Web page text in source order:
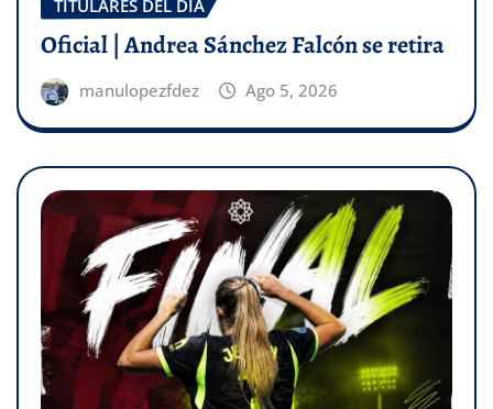
TITULARES DEL DÍA
Oficial | Andrea Sánchez Falcón se retira
manulopezfdez Ago 5, 2026